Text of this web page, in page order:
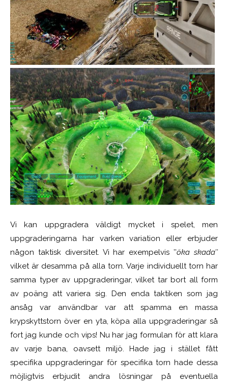
Vi kan uppgradera väldigt mycket i spelet, men
uppgraderingarna har varken variation eller erbjuder
någon taktisk diversitet. Vi har exempelvis ’’öka skada’’
vilket är desamma på alla torn. Varje individuellt torn har
samma typer av uppgraderingar, vilket tar bort all form
av poäng att variera sig. Den enda taktiken som jag
ansåg var användbar var att spamma en massa
krypskyttstorn över en yta, köpa alla uppgraderingar så
fort jag kunde och vips! Nu har jag formulan för att klara
av varje bana, oavsett miljö. Hade jag i stället fått
specifika uppgraderingar för specifika torn hade dessa
möjligtvis erbjudit andra lösningar på eventuella